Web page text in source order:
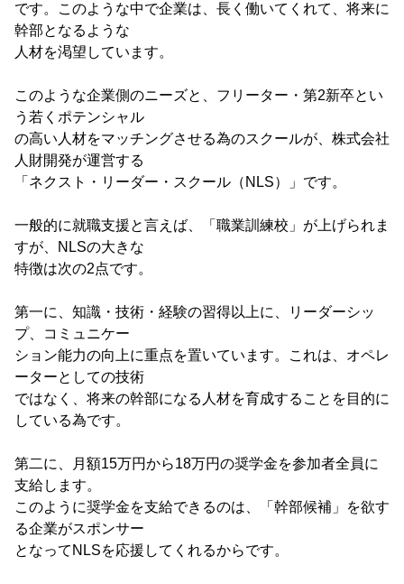
です。このような中で企業は、長く働いてくれて、将来に
幹部となるような
人材を渇望しています。
このような企業側のニーズと、フリーター・第2新卒とい
う若くポテンシャル
の高い人材をマッチングさせる為のスクールが、株式会社
人財開発が運営する
「ネクスト・リーダー・スクール（NLS）」です。
一般的に就職支援と言えば、「職業訓練校」が上げられま
すが、NLSの大きな
特徴は次の2点です。
第一に、知識・技術・経験の習得以上に、リーダーシッ
プ、コミュニケー
ション能力の向上に重点を置いています。これは、オペレ
ーターとしての技術
ではなく、将来の幹部になる人材を育成することを目的に
している為です。
第二に、月額15万円から18万円の奨学金を参加者全員に
支給します。
このように奨学金を支給できるのは、「幹部候補」を欲す
る企業がスポンサー
となってNLSを応援してくれるからです。